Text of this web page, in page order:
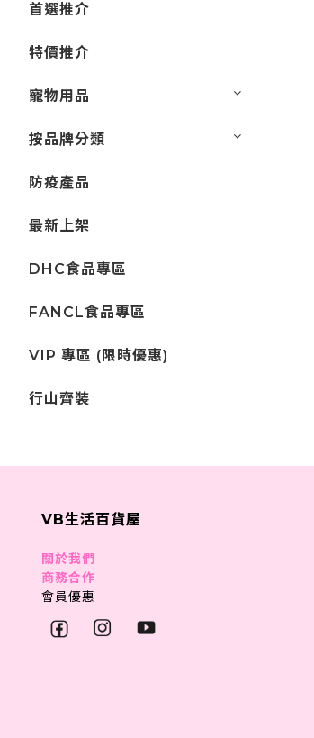
首選推介
特價推介
寵物用品
按品牌分類
防疫產品
最新上架
DHC食品專區
FANCL食品專區
VIP 專區 (限時優惠)
行山齊裝
VB生活百貨屋
關於我們
商務合作
會員優惠